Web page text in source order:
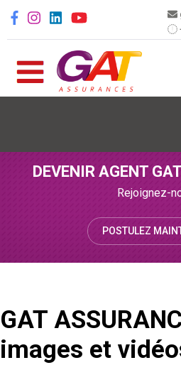
Social menu
DEVENIR AGENT
Rejoignez-
POSTULEZ
GAT
images et